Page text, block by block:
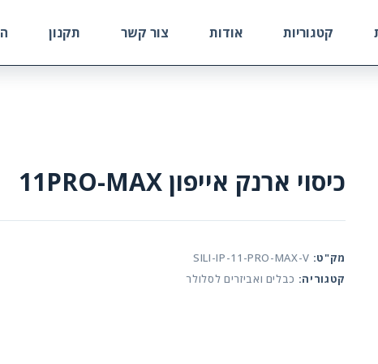
קטגוריות אודות צור קשר תקנון
כיסוי ארנק אייפון 11PRO-MAX
מק"ט: SILI-IP-11-PRO-MAX-V
קטגוריה: כבלים ואביזרים לסלולר